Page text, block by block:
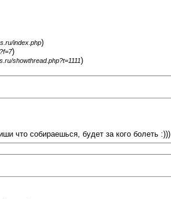
index.php)
)
showthread.php?t=1111)
что собираешься, будет за кого болеть :)))